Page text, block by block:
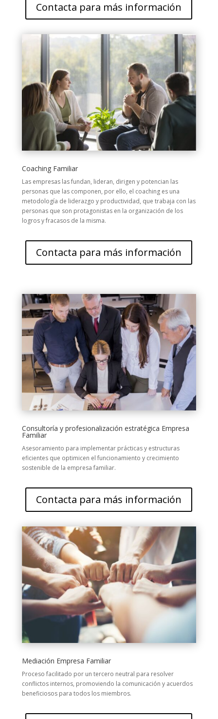
Contacta para más información
Coaching Familiar
Las empresas las fundan, lideran, dirigen y potencian las
personas que las componen, por ello, el coaching es una
metodología de liderazgo y productividad, que trabaja con las
personas que son protagonistas en la organización de los
logros y fracasos de la misma.
Contacta para más información
Consultoría y profesionalización estratégica Empresa
Familiar
Asesoramiento para implementar prácticas y estructuras
eficientes que optimicen el funcionamiento y crecimiento
sostenible de la empresa familiar.
Contacta para más información
Mediación Empresa Familiar
Proceso facilitado por un tercero neutral para resolver
conflictos internos, promoviendo la comunicación y acuerdos
beneficiosos para todos los miembros.